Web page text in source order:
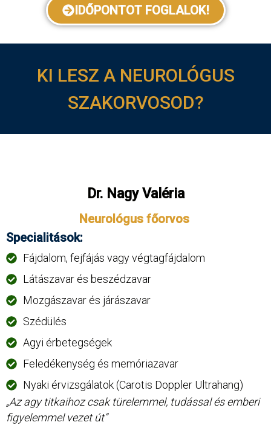
IDŐPONTOT FOGLALOK!
KI LESZ A NEUROLÓGUS
SZAKORVOSOD?
Dr. Nagy Valéria
Neurológus főorvos
Specialitások:
Fájdalom, fejfájás vagy végtagfájdalom
Látászavar és beszédzavar
Mozgászavar és járászavar
Szédülés
Agyi érbetegségek
Feledékenység és memóriazavar
Nyaki érvizsgálatok (Carotis Doppler Ultrahang)
„Az agy titkaihoz csak türelemmel, tudással és emberi
figyelemmel vezet út”